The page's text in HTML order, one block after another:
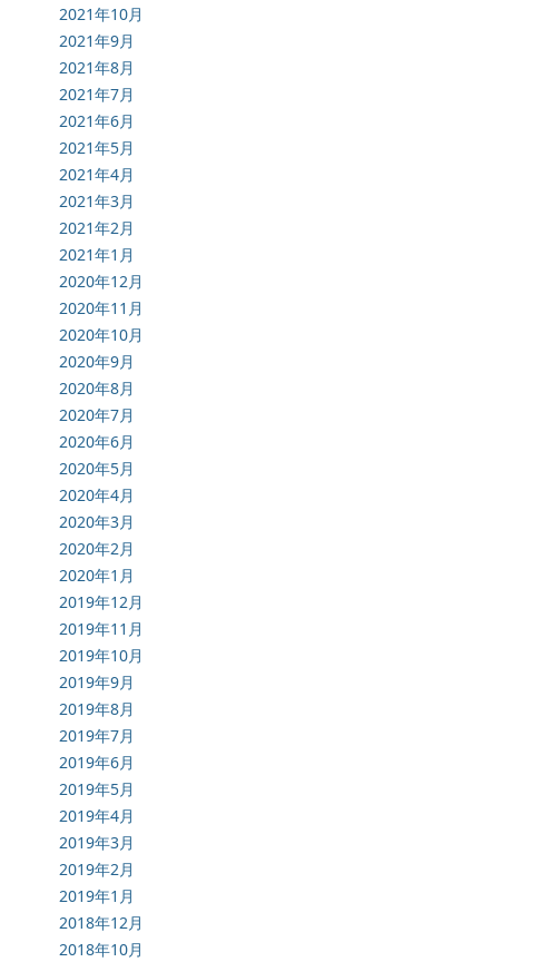
2021年10月
2021年9月
2021年8月
2021年7月
2021年6月
2021年5月
2021年4月
2021年3月
2021年2月
2021年1月
2020年12月
2020年11月
2020年10月
2020年9月
2020年8月
2020年7月
2020年6月
2020年5月
2020年4月
2020年3月
2020年2月
2020年1月
2019年12月
2019年11月
2019年10月
2019年9月
2019年8月
2019年7月
2019年6月
2019年5月
2019年4月
2019年3月
2019年2月
2019年1月
2018年12月
2018年10月